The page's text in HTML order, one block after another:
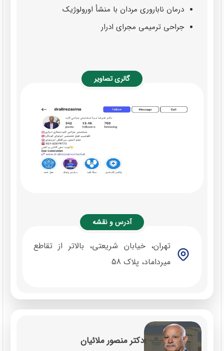
درمان ناباروری مردان با منشأ اورولوژیک
جراحی ترمیمی مجرای ادرار
گالری تصاویر
آدرس و نقشه
تهران، خیابان شریعتی، بالاتر از تقاطع
میرداماد، پلاک 58
دکتر منصور ملائیان